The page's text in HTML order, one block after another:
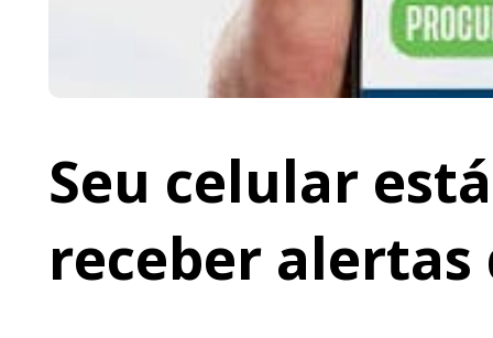
Seu celular
receber alertas